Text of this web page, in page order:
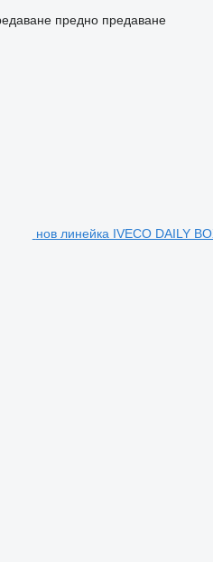
предно предаване
нов линейка IVECO DAILY